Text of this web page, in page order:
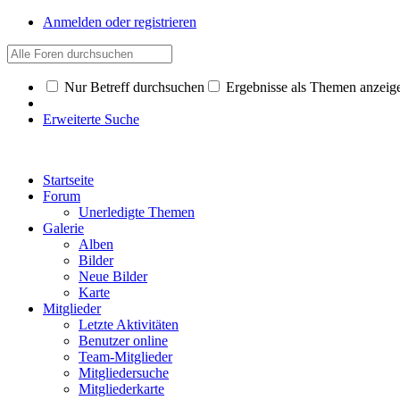
Anmelden oder registrieren
Nur Betreff durchsuchen Ergebnisse als Themen
Erweiterte Suche
Startseite
Forum
Unerledigte Themen
Galerie
Alben
Bilder
Neue Bilder
Karte
Mitglieder
Letzte Aktivitäten
Benutzer online
Team-Mitglieder
Mitgliedersuche
Mitgliederkarte